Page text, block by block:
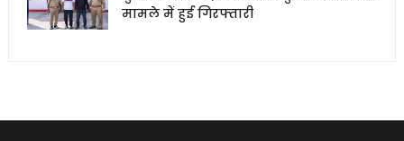
मामले में हुई गिरफ्तारी